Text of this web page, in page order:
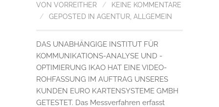
VON VORREITHER /
KEINE KOMMENTARE
/
GEPOSTED IN AGENTUR ALLGEMEIN
DAS UNABHÄNGIGE INSTITUT FÜR
KOMMUNIKATIONS-ANALYSE UND -
OPTIMIERUNG IKAO HAT EINE VIDEO-
ROHFASSUNG IM AUFTRAG UNSERES
KUNDEN EURO KARTENSYSTEME GMBH
GETESTET. Das Messverfahren erfasst